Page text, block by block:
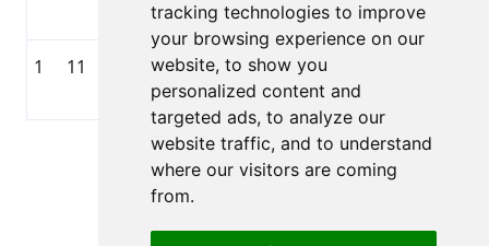
tracking technologies to improve
your browsing experience on our
website, to show you
personalized content and
targeted ads, to analyze our
website traffic, and to understand
where our visitors are coming
from.
Zavoloks
LAT
1 11 Raivis Ritums
🇱🇻
LAT
Lapa 1 no 1